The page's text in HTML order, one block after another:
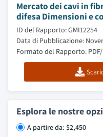
Mercato dei cavi in
difesa Dimensioni e
ID del Rapporto: GMI12254
Data di Pubblicazione:
Formato del Rapporto:
Esplora le nostre
A partire da: $2,450